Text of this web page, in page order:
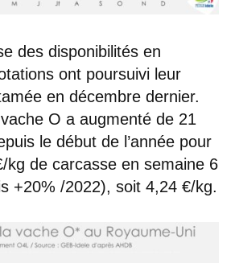
des disponibilités en
ont poursuivi leur
en décembre dernier.
O a augmenté de 21
le début de l’année pour
kg de carcasse en semaine 6
+20% /2022), soit 4,24 €/kg.